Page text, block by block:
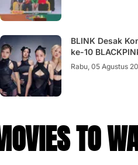
BLINK Desak
ke-10
Rabu, 05 Agustus
TO